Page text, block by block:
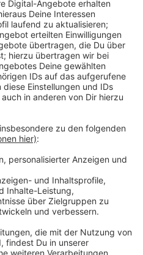
der seine Fans genauso
seine neue Single "Castle"
mit Kai Klüting
könnt.
Ende der Welt
alias Alle Farben jetzt
Heißt er gibt jede Menge
“Castle”. Aber, wir
lassen auch Stars wie ihn
Interviews über das